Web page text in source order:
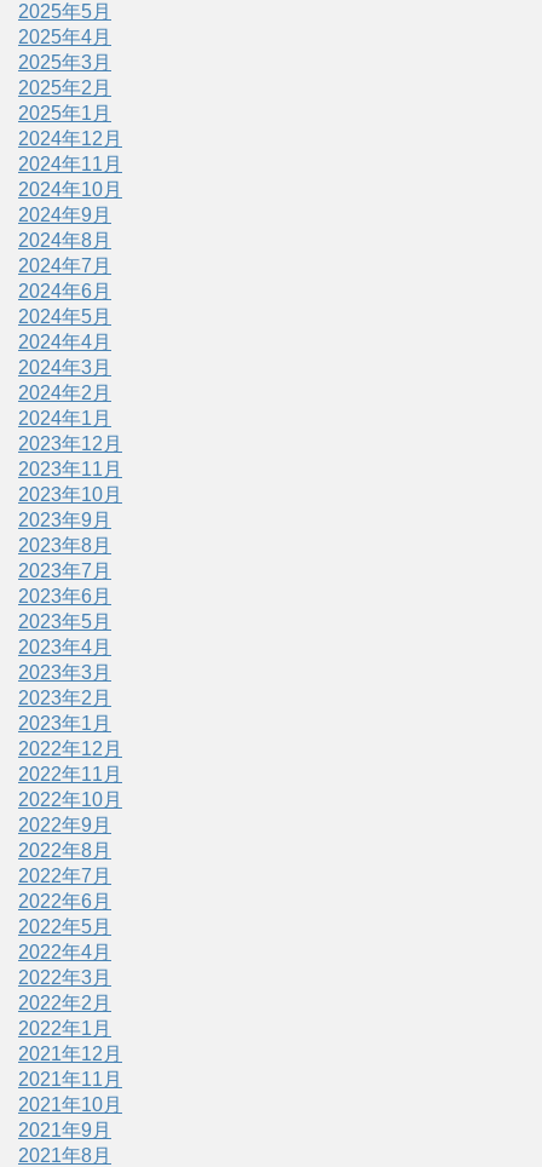
2025年5月
2025年4月
2025年3月
2025年2月
2025年1月
2024年12月
2024年11月
2024年10月
2024年9月
2024年8月
2024年7月
2024年6月
2024年5月
2024年4月
2024年3月
2024年2月
2024年1月
2023年12月
2023年11月
2023年10月
2023年9月
2023年8月
2023年7月
2023年6月
2023年5月
2023年4月
2023年3月
2023年2月
2023年1月
2022年12月
2022年11月
2022年10月
2022年9月
2022年8月
2022年7月
2022年6月
2022年5月
2022年4月
2022年3月
2022年2月
2022年1月
2021年12月
2021年11月
2021年10月
2021年9月
2021年8月